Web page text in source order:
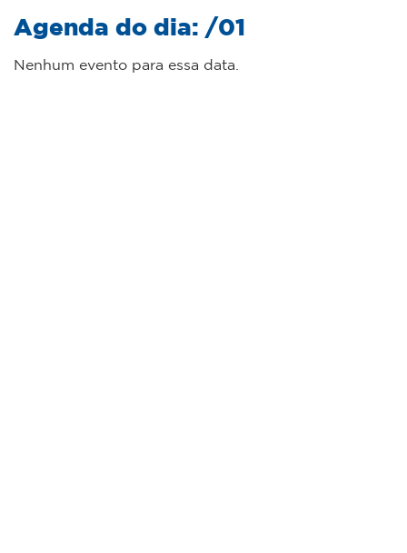
Agenda do dia: /01
Nenhum evento para essa data.